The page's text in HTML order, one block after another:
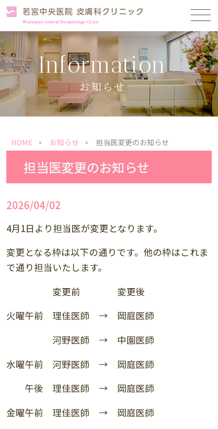
お知らせ
Information
HOME お知らせ 担当医変更のお知らせ
担当医変更のお知らせ
2026/04/02
4月1日より担当医が変更となります。
変更となる枠は以下の通りです。他の枠はこれま
で通り担当いたします。
変更前 変更後
火曜午前 理佳医師 → 岡庭医師
河野医師 → 中園医師
水曜午前 河野医師 → 岡庭医師
午後 理佳医師 → 岡庭医師
金曜午前 理佳医師 → 岡庭医師